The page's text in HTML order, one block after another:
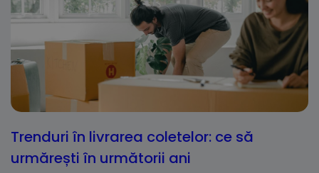
Trenduri în livrarea coletelor: ce să
urmărești în următorii ani